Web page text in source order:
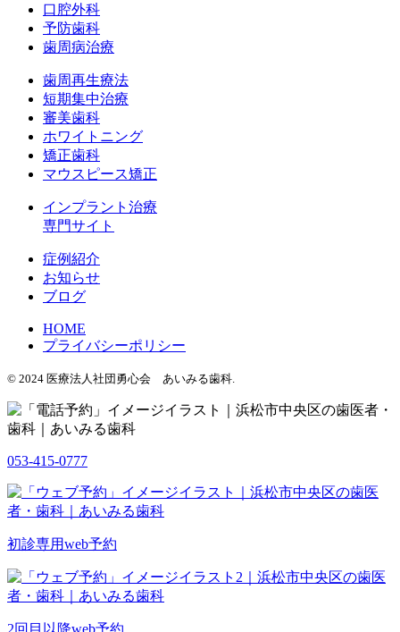
口腔外科
予防歯科
歯周病治療
歯周再生療法
短期集中治療
審美歯科
ホワイトニング
矯正歯科
マウスピース矯正
インプラント治療
専門サイト
症例紹介
お知らせ
ブログ
HOME
プライバシーポリシー
© 2024 医療法人社団勇心会 あいみる歯科.
053-415-0777
初診専用web予約
2回目以降web予約